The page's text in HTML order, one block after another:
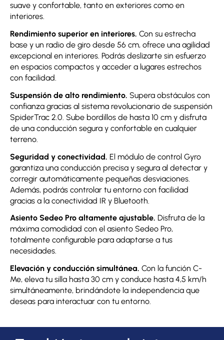
suave y confortable, tanto en exteriores como en
interiores.
Rendimiento superior en interiores. Con su estrecha
base y un radio de giro desde 56 cm, ofrece una agilidad
excepcional en interiores. Podrás deslizarte sin esfuerzo
en espacios compactos y acceder a lugares estrechos
con facilidad.
Suspensión de alto rendimiento. Supera obstáculos con
confianza gracias al sistema revolucionario de suspensión
SpiderTrac 2.0. Sube bordillos de hasta 10 cm y disfruta
de una conducción segura y confortable en cualquier
terreno.
Seguridad y conectividad. El módulo de control Gyro
garantiza una conducción precisa y segura al detectar y
corregir automáticamente pequeñas desviaciones.
Además, podrás controlar tu entorno con facilidad
gracias a la conectividad IR y Bluetooth.
Asiento Sedeo Pro altamente ajustable. Disfruta de la
máxima comodidad con el asiento Sedeo Pro,
totalmente configurable para adaptarse a tus
necesidades.
Elevación y conducción simultánea. Con la función C-
Me, eleva tu silla hasta 30 cm y conduce hasta 4,5 km/h
simultáneamente, brindándote la independencia que
deseas para interactuar con tu entorno.